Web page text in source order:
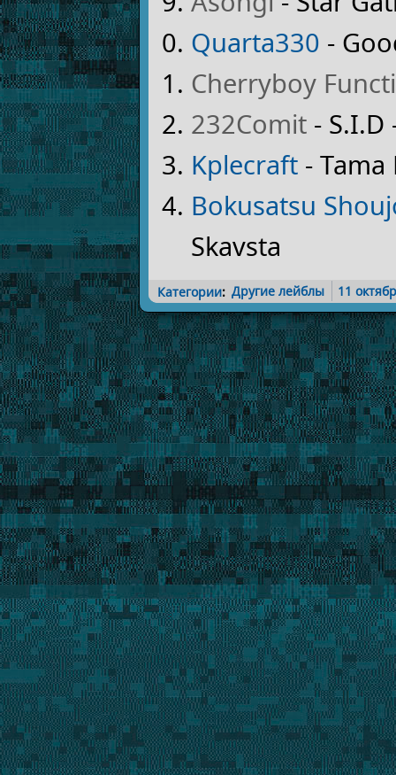
Quarta330 -
Cherryboy
232Comit -
Kplecraft -
Bokusatsu
Skavsta
Категории: Другие лейблы 11